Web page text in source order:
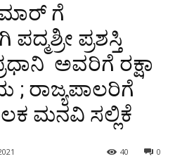
ಗೆ
ಪ್ರಶಸ್ತಿ
ಅವರಿಗೆ ರಕ್ಷಾ
; ರಾಜ್ಯಪಾಲರಿಗೆ
ಮನವಿ ಸಲ್ಲಿಕೆ
0
40